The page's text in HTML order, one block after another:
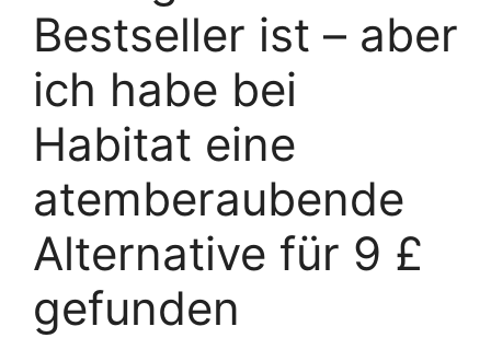
Bestseller ist – aber
ich habe bei
Habitat eine
atemberaubende
Alternative für 9 £
gefunden